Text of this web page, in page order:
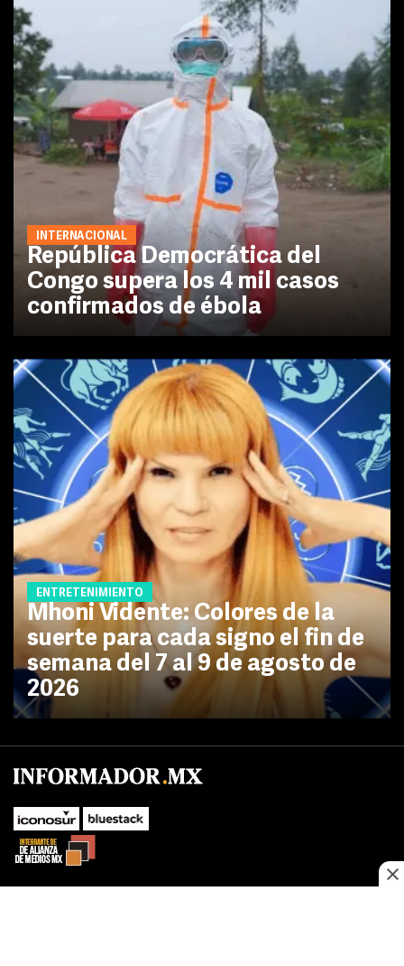
INTERNACIONAL
República Democrática del
Congo supera los 4 mil casos
confirmados de ébola
ENTRETENIMIENTO
Mhoni Vidente: Colores de la
suerte para cada signo el fin de
semana del 7 al 9 de agosto de
2026